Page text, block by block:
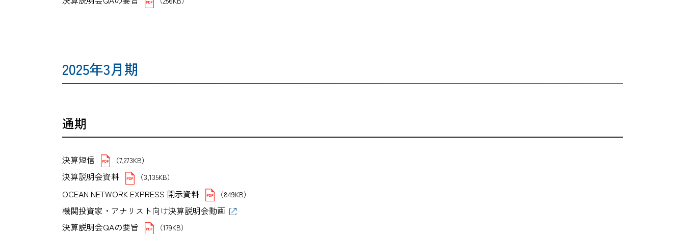
2025年3月期
通期
決算短信 （7,273KB）
決算説明会資料 （3,135KB）
OCEAN NETWORK EXPRESS 開示資料 （849KB）
機関投資家・アナリスト向け決算説明会動画
決算説明会QAの要旨
（179KB）